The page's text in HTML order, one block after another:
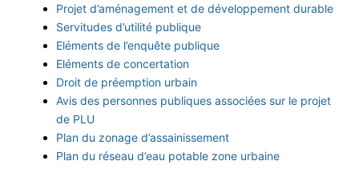
Projet d’aménagement et de développement durable
Servitudes d’utilité publique
Eléments de l’enquête publique
Eléments de concertation
Droit de préemption urbain
Avis des personnes publiques associées sur le projet
de PLU
Plan du zonage d’assainissement
Plan du réseau d’eau potable zone urbaine